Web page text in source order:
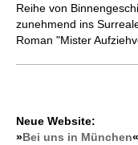
Reihe von
zunehmend ins
Roman "Mister
Neue Website:
»Bei uns in München«